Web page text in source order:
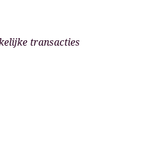
transacties